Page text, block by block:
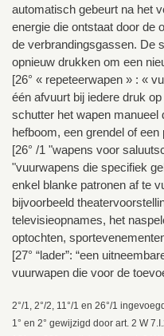
automatisch gebeurt na het
energie die ontstaat door de
de verbrandingsgassen. De
opnieuw drukken om een
[26° « repeteerwapen » : «
één afvuurt bij iedere druk
schutter het wapen manueel
hefboom, een grendel of een
[26° /1 "wapens voor
"vuurwapens die specifiek
enkel blanke patronen af te
bijvoorbeeld
televisieopnames, het
optochten,
[27° “lader”: “een
vuurwapen die voor de
2°/1, 2°/2, 11°/1 en 26°/1
1° en 2° gewijzigd door art. 2 W